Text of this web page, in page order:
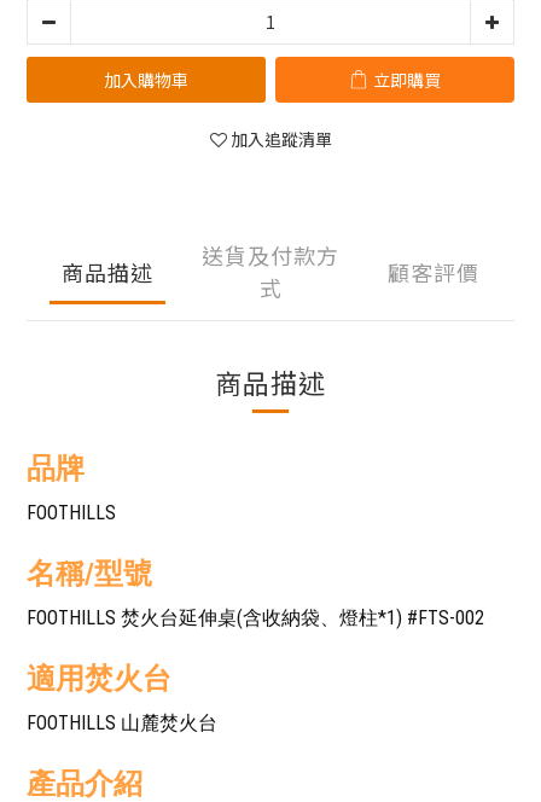
加入購物車 立即購買
加入追蹤清單
商品描述
送貨及付款方
式
顧客評價
商品描述
品牌
FOOTHILLS
名稱/型號
FOOTHILLS 焚火台延伸桌(含收納袋、燈柱*1) #FTS-002
適用焚火台
FOOTHILLS 山麓焚火台
產品介紹